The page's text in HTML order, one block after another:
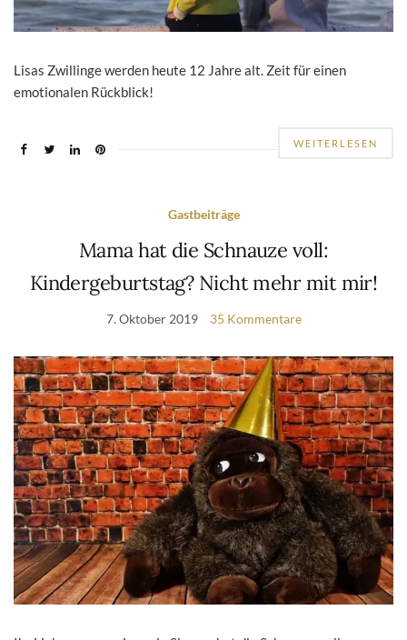
Lisas Zwillinge werden heute 12 Jahre alt. Zeit für einen
emotionalen Rückblick!
WEITERLESEN
Gastbeiträge
Mama hat die Schnauze voll:
Kindergeburtstag? Nicht mehr mit mir!
7. Oktober 2019 35 Kommentare